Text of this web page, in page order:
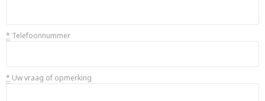
* Telefoonnummer
* Uw vraag of opmerking